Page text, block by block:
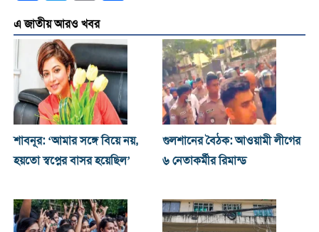
এ জাতীয় আরও খবর
শাবনূর: ‘আমার সঙ্গে বিয়ে নয়,
হয়তো স্বপ্নের বাসর হয়েছিল’
গুলশানের বৈঠক: আওয়ামী লীগের
৬ নেতাকর্মীর রিমান্ড